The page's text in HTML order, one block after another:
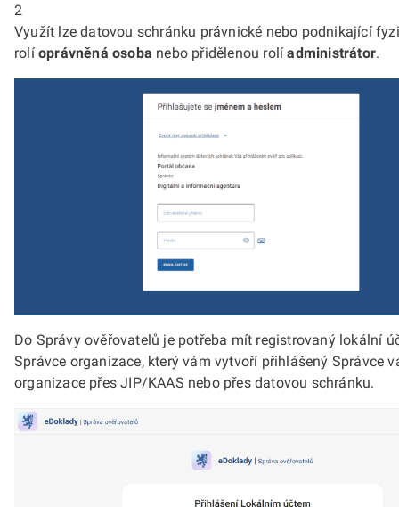
2
Využít lze datovou schránku právnické nebo podnikající
rolí oprávněná osoba nebo přidělenou rolíadministrátor.
Do Správy ověřovatelů je potřeba mít registrovaný lokální
Správce organizace, který vám vytvoří přihlášený Správce
organizace přes JIP/KAAS nebo přes datovou schránku.